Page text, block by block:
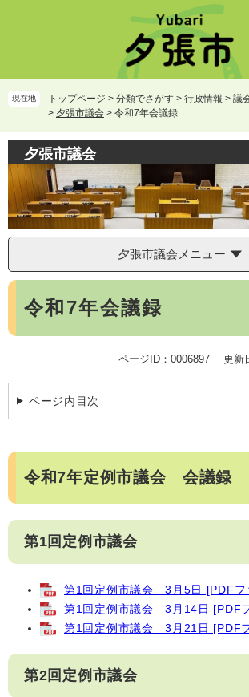
頭
で
飛
ば
て
文
現在地 トップページ > 分類でさがす > 行政情報 > 議
> 夕張市議会 > 令和7年会議録
夕張市議会
夕張市議会メニュー
本
令和7年会議録
ページID：0006897 更新
ページ内目次
令和7年定例市議会 会議録
第1回定例市議会
第1回定例市議会 3月5日 [PDFフ
第1回定例市議会 3月14日 [PDF
第1回定例市議会 3月21日 [PDF
第2回定例市議会